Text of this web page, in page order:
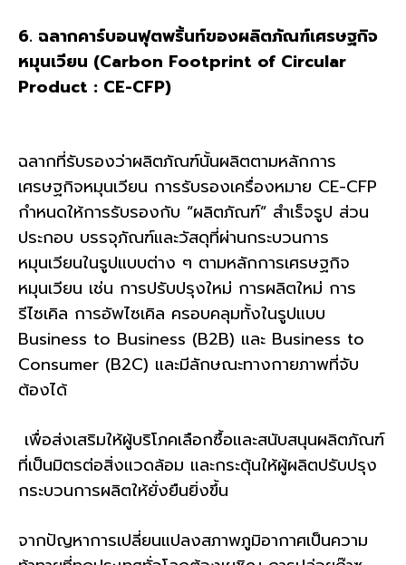
6. ฉลากคาร์บอนฟุตพริ้นท์ของผลิตภัณฑ์เศรษฐกิจ
หมุนเวียน (Carbon Footprint of Circular
Product : CE-CFP)
ฉลากที่รับรองว่าผลิตภัณฑ์นั้นผลิตตามหลักการ
เศรษฐกิจหมุนเวียน การรับรองเครื่องหมาย CE-CFP
กำหนดให้การรับรองกับ “ผลิตภัณฑ์” สำเร็จรูป ส่วน
ประกอบ บรรจุภัณฑ์และวัสดุที่ผ่านกระบวนการ
หมุนเวียนในรูปแบบต่าง ๆ ตามหลักการเศรษฐกิจ
หมุนเวียน เช่น การปรับปรุงใหม่ การผลิตใหม่ การ
รีไซเคิล การอัพไซเคิล ครอบคลุมทั้งในรูปแบบ
Business to Business (B2B) และ Business to
Consumer (B2C) และมีลักษณะทางกายภาพที่จับ
ต้องได้
เพื่อส่งเสริมให้ผู้บริโภคเลือกซื้อและสนับสนุนผลิตภัณฑ์
ที่เป็นมิตรต่อสิ่งแวดล้อม และกระตุ้นให้ผู้ผลิตปรับปรุง
กระบวนการผลิตให้ยั่งยืนยิ่งขึ้น
จากปัญหาการเปลี่ยนแปลงสภาพภูมิอากาศเป็นความ